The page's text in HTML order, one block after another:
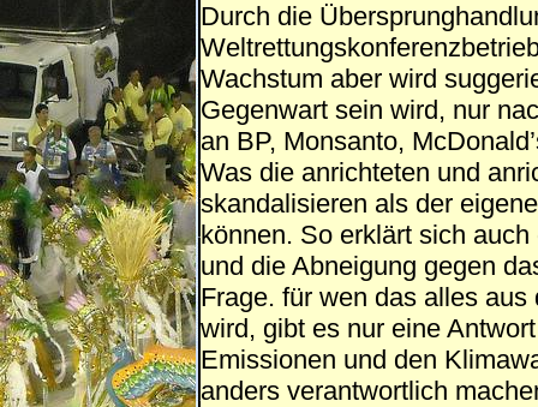
Durch die
Wachstum aber wird
Gegenwart sein wird, nur
an BP, Monsanto,
Was die anrichteten und
skandalisieren als der
können. So erklärt sich
und die Abneigung gegen
Frage. für wen das alles
wird, gibt es nur eine
Emissionen und den
anders verantwortlich